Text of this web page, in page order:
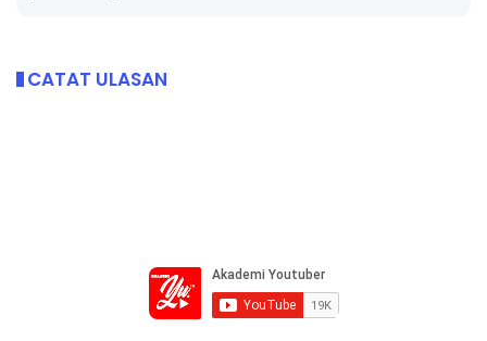
CATAT ULASAN